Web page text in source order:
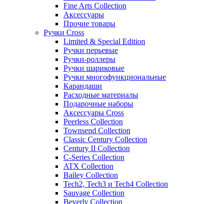
Fine Arts Collection
Аксессуары
Прочие товары
Ручки Cross
Limited & Special Edition
Ручки перьевые
Ручки-роллеры
Ручки шариковые
Ручки многофункциональные
Карандаши
Расходные материалы
Подарочные наборы
Аксессуары Cross
Peerless Collection
Townsend Collection
Classic Century Collection
Century II Collection
C-Series Collection
ATX Collection
Bailey Collection
Tech2, Tech3 и Tech4 Collection
Sauvage Collection
Beverly Collection